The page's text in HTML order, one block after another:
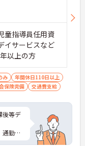
童指導員任用資
イサービスなど
以上の方
み
年間休日110日以上
保険完備 交通費支給
後等デ
勤に